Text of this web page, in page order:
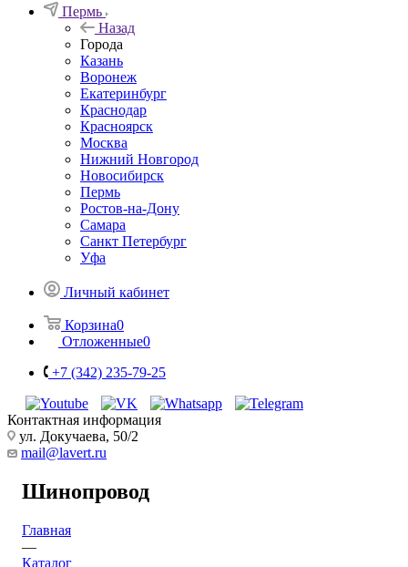
Пермь
Назад
Города
Казань
Воронеж
Екатеринбург
Краснодар
Красноярск
Москва
Нижний Новгород
Новосибирск
Пермь
Ростов-на-Дону
Самара
Санкт Петербург
Уфа
Личный кабинет
Корзина0
Отложенные0
+7 (342) 235-79-25
Контактная информация
ул. Докучаева, 50/2
mail@lavert.ru
Шинопровод
Главная
—
Каталог